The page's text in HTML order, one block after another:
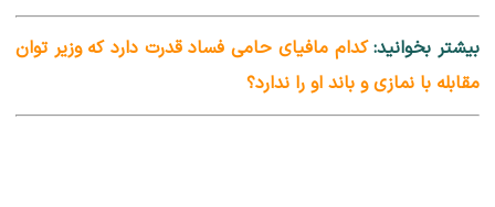
بیشتر بخوانید:کدام مافیای حامی فساد قدرت دارد که وزیر توان
مقابله با نمازی و باند او را ندارد؟